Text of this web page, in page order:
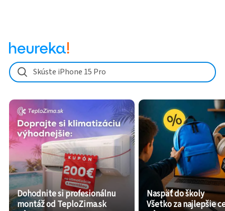
Skúste iPhone 15 Pro
Dohodnite si profesionálnu
montáž od TeploZima.sk
Naspäť do školy
Všetko za najlepšie